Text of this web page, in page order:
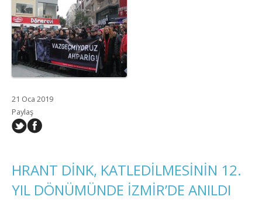
21 Oca 2019
Paylaş
HRANT DİNK, KATLEDİLMESİNİN 12.
YIL DÖNÜMÜNDE İZMİR’DE ANILDI